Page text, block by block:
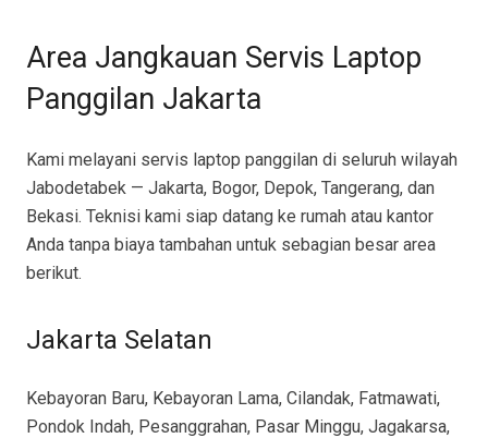
Area Jangkauan Servis Laptop
Panggilan Jakarta
Kami melayani servis laptop panggilan di seluruh wilayah
Jabodetabek — Jakarta, Bogor, Depok, Tangerang, dan
Bekasi. Teknisi kami siap datang ke rumah atau kantor
Anda tanpa biaya tambahan untuk sebagian besar area
berikut.
Jakarta Selatan
Kebayoran Baru, Kebayoran Lama, Cilandak, Fatmawati,
Pondok Indah, Pesanggrahan, Pasar Minggu, Jagakarsa,